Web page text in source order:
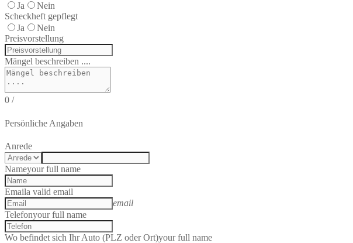
Ja
Nein
Scheckheft gepflegt
Ja
Nein
Preisvorstellung
Mängel beschreiben ....
0 /
Persönliche Angaben
Anrede
Nameyour full name
Emaila valid email
email
Telefonyour full name
Wo befindet sich Ihr Auto (PLZ oder Ort)your full name